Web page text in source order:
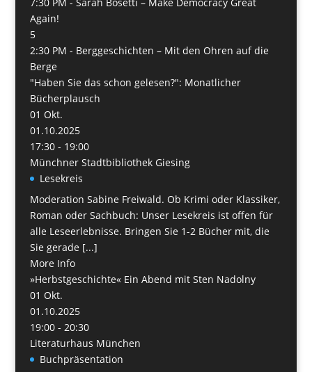
Again!
5
2:30 PM - Berggeschichten – Mit den Ohren auf die
Berge
"Haben Sie das schon gelesen?": Monatlicher
Bücherplausch
01 Okt.
01.10.2025
17:30 - 19:00
Münchner Stadtbibliothek Giesing
Lesekreis
Moderation Sabine Freiwald. Ob Krimi oder Klassiker,
Roman oder Sachbuch: Unser Lesekreis ist offen für
alle Leseerlebnisse. Bringen Sie 1-2 Bücher mit, die
Sie gerade [...]
More Info
»Herbstgeschichte« Ein Abend mit Sten Nadolny
01 Okt.
01.10.2025
19:00 - 20:30
Literaturhaus München
Buchpräsentation